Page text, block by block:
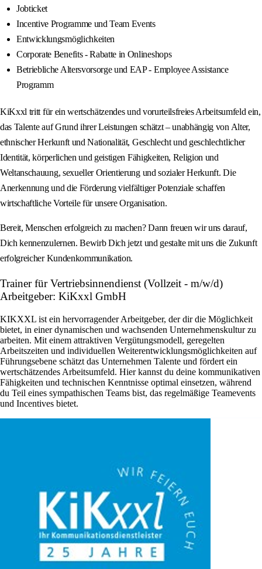
Jobticket
Incentive Programme und Team Events
Entwicklungsmöglichkeiten
Corporate Benefits - Rabatte in Onlineshops
Betriebliche Altersvorsorge und EAP - Employee Assistance
Programm
KiKxxl tritt für ein wertschätzendes und vorurteilsfreies Arbeitsumfeld ein,
das Talente auf Grund ihrer Leistungen schätzt – unabhängig von Alter,
ethnischer Herkunft und Nationalität, Geschlecht und geschlechtlicher
Identität, körperlichen und geistigen Fähigkeiten, Religion und
Weltanschauung, sexueller Orientierung und sozialer Herkunft. Die
Anerkennung und die Förderung vielfältiger Potenziale schaffen
wirtschaftliche Vorteile für unsere Organisation.
Bereit, Menschen erfolgreich zu machen? Dann freuen wir uns darauf,
Dich kennenzulernen. Bewirb Dich jetzt und gestalte mit uns die Zukunft
erfolgreicher Kundenkommunikation.
Trainer für Vertriebsinnendienst (Vollzeit - m/w/d)
Arbeitgeber: KiKxxl GmbH
KIKXXL ist ein hervorragender Arbeitgeber, der dir die Möglichkeit
bietet, in einer dynamischen und wachsenden Unternehmenskultur zu
arbeiten. Mit einem attraktiven Vergütungsmodell, geregelten
Arbeitszeiten und individuellen Weiterentwicklungsmöglichkeiten auf
Führungsebene schätzt das Unternehmen Talente und fördert ein
wertschätzendes Arbeitsumfeld. Hier kannst du deine kommunikativen
Fähigkeiten und technischen Kenntnisse optimal einsetzen, während
du Teil eines sympathischen Teams bist, das regelmäßige Teamevents
und Incentives bietet.